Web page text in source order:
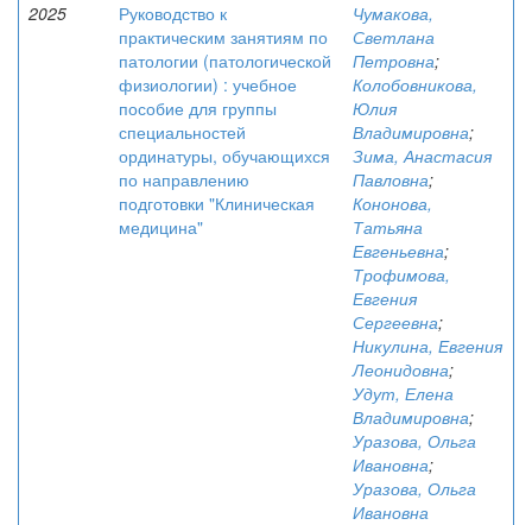
2025
Руководство к
практическим занятиям по
патологии (патологической
физиологии) : учебное
пособие для группы
специальностей
ординатуры, обучающихся
по направлению
подготовки "Клиническая
медицина"
Чумакова,
Светлана
Петровна;
Колобовникова,
Юлия
Владимировна;
Зима, Анастасия
Павловна;
Кононова,
Татьяна
Евгеньевна;
Трофимова,
Евгения
Сергеевна;
Никулина, Евгения
Леонидовна;
Удут, Елена
Владимировна;
Уразова, Ольга
Ивановна;
Уразова, Ольга
Ивановна